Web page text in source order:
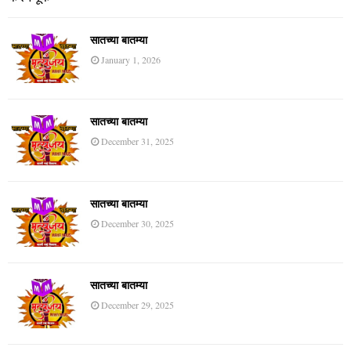
सातच्या बातम्या
January 1, 2026
सातच्या बातम्या
December 31, 2025
सातच्या बातम्या
December 30, 2025
सातच्या बातम्या
December 29, 2025